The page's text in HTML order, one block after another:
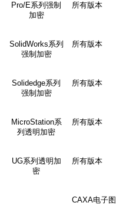
Pro/E系列强制
加密
所有版本
SolidWorks系列
强制加密
所有版本
Solidedge系列
强制加密
所有版本
MicroStation系
列透明加密
所有版本
UG系列透明加
密
所有版本
CAXA电子